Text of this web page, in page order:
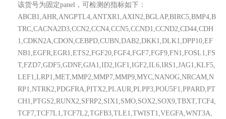
该货号为固定panel，可检测的指标如下：
ABCB1,AHR,ANGPTL4,ANTXR1,AXIN2,BGLAP,BIRC5,BMP4,B
TRC,CACNA2D3,CCN2,CCN4,CCN5,CCND1,CCND2,CD44,CDH
1,CDKN2A,CDON,CEBPD,CUBN,DAB2,DKK1,DLK1,DPP10,EF
NB1,EGFR,EGR1,ETS2,FGF20,FGF4,FGF7,FGF9,FN1,FOSL1,FS
T,FZD7,GDF5,GDNF,GJA1,ID2,IGF1,IGF2,IL6,IRS1,JAG1,KLF5,
LEF1,LRP1,MET,MMP2,MMP7,MMP9,MYC,NANOG,NRCAM,N
RP1,NTRK2,PDGFRA,PITX2,PLAUR,PLPP3,POU5F1,PPARD,PT
CH1,PTGS2,RUNX2,SFRP2,SIX1,SMO,SOX2,SOX9,TBXT,TCF4,
TCF7,TCF7L1,TCF7L2,TGFB3,TLE1,TWIST1,VEGFA,WNT3A,